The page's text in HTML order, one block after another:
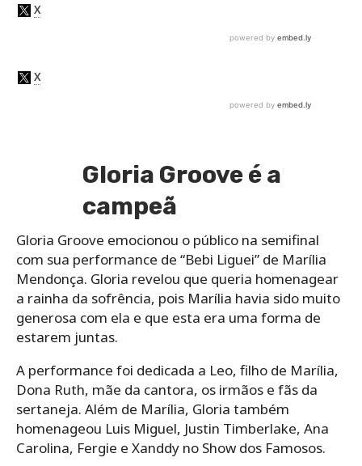
Gloria Groove é a
campeã
Gloria Groove emocionou o público na semifinal
com sua performance de “Bebi Liguei” de Marília
Mendonça. Gloria revelou que queria homenagear
a rainha da sofrência, pois Marília havia sido muito
generosa com ela e que esta era uma forma de
estarem juntas.
A performance foi dedicada a Leo, filho de Marília,
Dona Ruth, mãe da cantora, os irmãos e fãs da
sertaneja. Além de Marília, Gloria também
homenageou Luis Miguel, Justin Timberlake, Ana
Carolina, Fergie e Xanddy no Show dos Famosos.